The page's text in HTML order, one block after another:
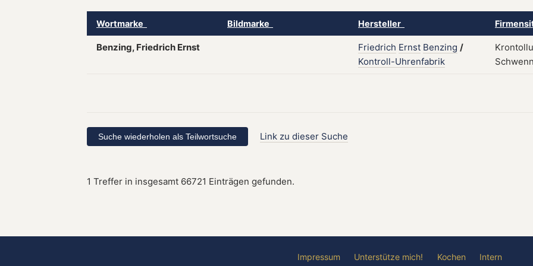
Wortmarke Bildmarke Hersteller
Benzing, Friedrich Ernst Friedrich Ernst Benzing /
Kontroll-Uhrenfabrik
Link zu dieser Suche
1 Treffer in insgesamt 66721 Einträgen gefunden.
Impressum Unterstütze mich! Kochen Intern